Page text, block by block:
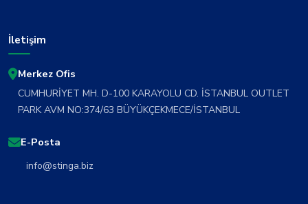
İletişim
Merkez Ofis
CUMHURİYET MH. D-100 KARAYOLU CD. İSTANBUL OUTLET
PARK AVM NO:374/63 BÜYÜKÇEKMECE/İSTANBUL
E-Posta
info@stinga.biz